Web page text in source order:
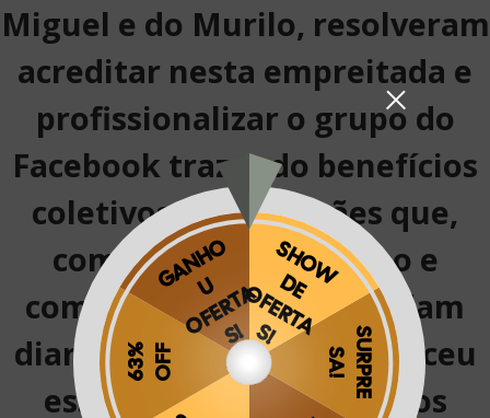
Miguel e do Murilo, resolveram
acreditar nesta empreitada e
profissionalizar o grupo do
Facebook trazendo benefícios
coletivos para as mães que,
com muito entusiasmo e
companheirismo, se ajudam
diariamente. O grupo cresceu
essa comunidade saiu dos